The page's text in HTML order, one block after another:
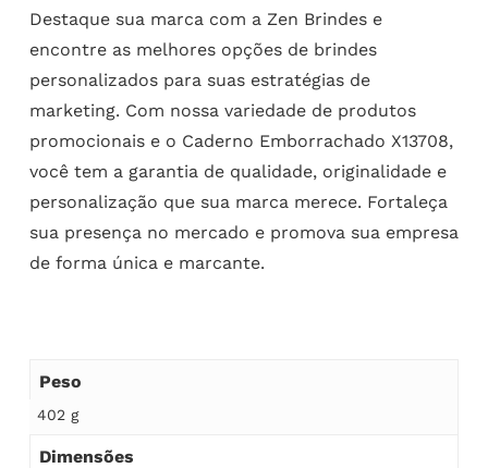
Destaque sua marca com a Zen Brindes e
encontre as melhores opções de brindes
personalizados para suas estratégias de
marketing. Com nossa variedade de produtos
promocionais e o Caderno Emborrachado X13708,
você tem a garantia de qualidade, originalidade e
personalização que sua marca merece. Fortaleça
sua presença no mercado e promova sua empresa
de forma única e marcante.
Peso
402 g
Dimensões